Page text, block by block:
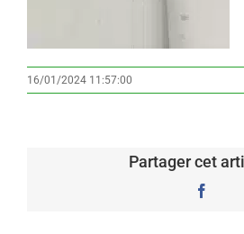
16/01/2024 11:57:00
Partager cet